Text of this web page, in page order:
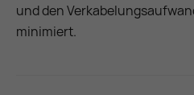
und den
minimiert.